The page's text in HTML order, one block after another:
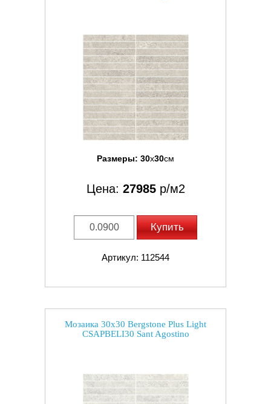
Размеры: 30x30см
Цена: 27985р/м2
Купить
Артикул: 112544
Мозаика 30x30 Bergstone Plus Light
CSAPBELI30 Sant Agostino